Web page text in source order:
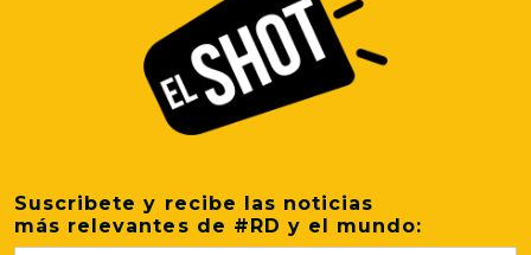
Suscribete y recibe las noticias
más relevantes de #RD y el mundo: